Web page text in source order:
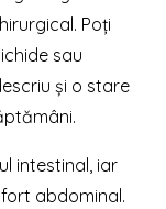
Poți
sau
și o stare
intestinal, iar
abdominal.